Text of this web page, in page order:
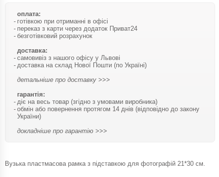
оплата:
готівкою при отриманні в офісі
переказ з карти через додаток Приват24
безготівковий розрахунок
доставка:
самовивіз з нашого офісу у Львові
доставка на склад Нової Пошти (по Україні)
детальніше про доставку >>>
гарантія:
діє на весь товар (згідно з умовами виробника)
обмін або повернення протягом 14 днів (відповідно до закону
України)
докладніше про гарантію >>>
Вузька пластмасова рамка з підставкою для фотографій 21*30 см.